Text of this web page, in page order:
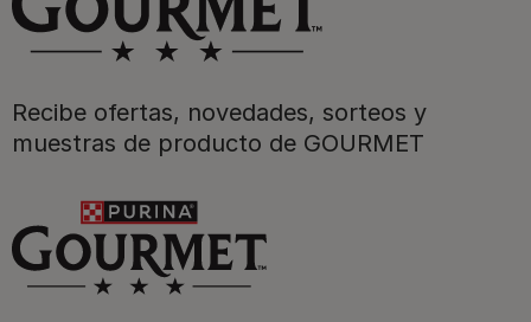
Recibe ofertas, novedades, sorteos y
muestras de producto de GOURMET
Para nuestros socios
Síguenos